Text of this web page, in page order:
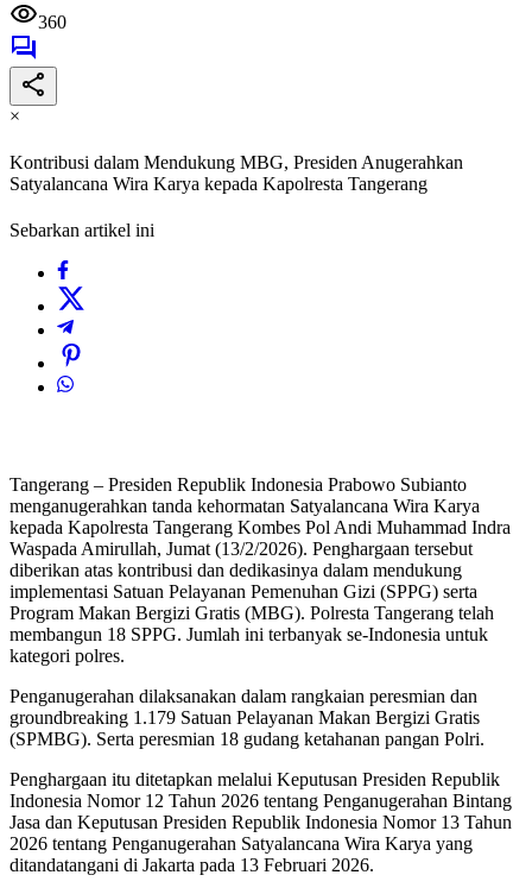
360
×
Kontribusi dalam Mendukung MBG, Presiden Anugerahkan
Satyalancana Wira Karya kepada Kapolresta Tangerang
Sebarkan artikel ini
Tangerang – Presiden Republik Indonesia Prabowo Subianto
menganugerahkan tanda kehormatan Satyalancana Wira Karya
kepada Kapolresta Tangerang Kombes Pol Andi Muhammad Indra
Waspada Amirullah, Jumat (13/2/2026). Penghargaan tersebut
diberikan atas kontribusi dan dedikasinya dalam mendukung
implementasi Satuan Pelayanan Pemenuhan Gizi (SPPG) serta
Program Makan Bergizi Gratis (MBG). Polresta Tangerang telah
membangun 18 SPPG. Jumlah ini terbanyak se-Indonesia untuk
kategori polres.
Penganugerahan dilaksanakan dalam rangkaian peresmian dan
groundbreaking 1.179 Satuan Pelayanan Makan Bergizi Gratis
(SPMBG). Serta peresmian 18 gudang ketahanan pangan Polri.
Penghargaan itu ditetapkan melalui Keputusan Presiden Republik
Indonesia Nomor 12 Tahun 2026 tentang Penganugerahan Bintang
Jasa dan Keputusan Presiden Republik Indonesia Nomor 13 Tahun
2026 tentang Penganugerahan Satyalancana Wira Karya yang
ditandatangani di Jakarta pada 13 Februari 2026.